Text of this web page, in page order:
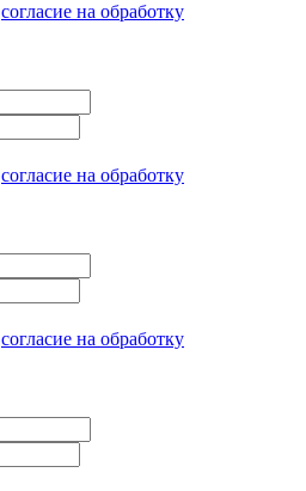
согласие на обработку
согласие на обработку
согласие на обработку